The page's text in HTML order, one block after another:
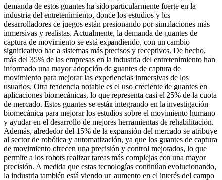
demanda de estos guantes ha sido particularmente fuerte en la
industria del entretenimiento, donde los estudios y los
desarrolladores de juegos están presionando por simulaciones más
inmersivas y realistas. Actualmente, la demanda de guantes de
captura de movimiento se está expandiendo, con un cambio
significativo hacia sistemas más precisos y receptivos. De hecho,
más del 35% de las empresas en la industria del entretenimiento han
informado una mayor adopción de guantes de captura de
movimiento para mejorar las experiencias inmersivas de los
usuarios. Otra tendencia notable es el uso creciente de guantes en
aplicaciones biomecánicas, lo que representa casi el 25% de la cuota
de mercado. Estos guantes se están integrando en la investigación
biomecánica para mejorar los estudios sobre el movimiento humano
y ayudar en el desarrollo de mejores herramientas de rehabilitación.
Además, alrededor del 15% de la expansión del mercado se atribuye
al sector de robótica y automatización, ya que los guantes de captura
de movimiento ofrecen una precisión y control mejorados, lo que
permite a los robots realizar tareas más complejas con una mayor
precisión. A medida que estas tecnologías continúan evolucionando,
la industria también está viendo un aumento en el interés del campo